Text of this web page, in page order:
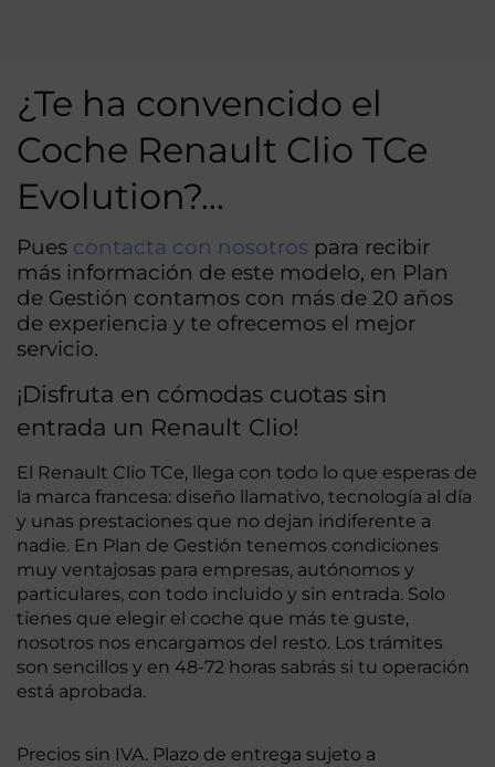
¿Te ha convencido el
Coche Renault Clio TCe
Evolution?…
Pues contacta con nosotros para recibir
más información de este modelo, en Plan
de Gestión contamos con más de 20 años
de experiencia y te ofrecemos el mejor
servicio.
¡Disfruta en cómodas cuotas sin
entrada un Renault Clio!
El Renault Clio TCe, llega con todo lo que esperas de
la marca francesa: diseño llamativo, tecnología al día
y unas prestaciones que no dejan indiferente a
nadie. En Plan de Gestión tenemos condiciones
muy ventajosas para empresas, autónomos y
particulares, con todo incluido y sin entrada. Solo
tienes que elegir el coche que más te guste,
nosotros nos encargamos del resto. Los trámites
son sencillos y en 48-72 horas sabrás si tu operación
está aprobada.
Precios sin IVA. Plazo de entrega sujeto a